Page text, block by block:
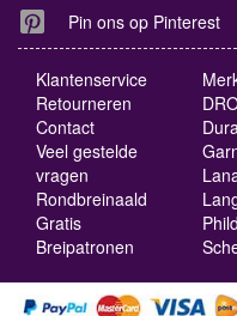
Pin ons op Pinterest
Klantenservice
Retourneren
Contact
Veel gestelde
vragen
Rondbreinaald
Gratis
Breipatronen